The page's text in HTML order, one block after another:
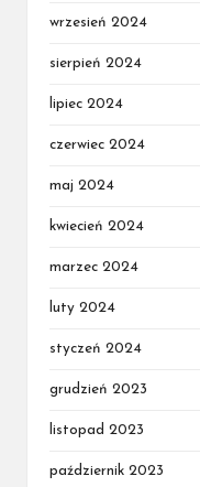
wrzesień 2024
sierpień 2024
lipiec 2024
czerwiec 2024
maj 2024
kwiecień 2024
marzec 2024
luty 2024
styczeń 2024
grudzień 2023
listopad 2023
październik 2023